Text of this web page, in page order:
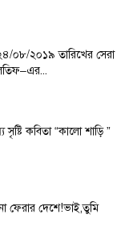
০৮/২০১৯ তারিখের সেরা
কবিতা “কালো শাড়ি ”
ফেরার দেশে!ভাই,তুমি